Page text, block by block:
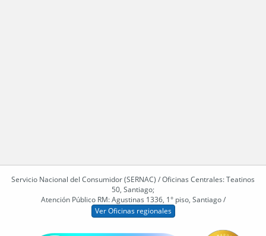
Servicio Nacional del Consumidor (SERNAC) / Oficinas Centrales: Teatinos
50, Santiago;
Atención Público RM: Agustinas 1336, 1° piso, Santiago /
Ver Oficinas regionales